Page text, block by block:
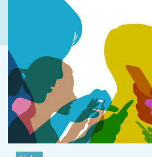
Untermenü
Untermenü
Untermenü
Untermenü
Untermenü